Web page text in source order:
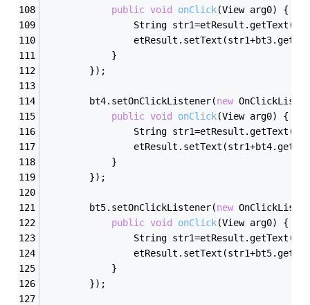
public void onClick(View arg0)
{
String
			}
		});
        bt4.setOnClickListener(
new
public void onClick(View arg0)
{
String
			}
		});
        bt5.setOnClickListener(
new
public void onClick(View arg0)
{
String
			}
		});